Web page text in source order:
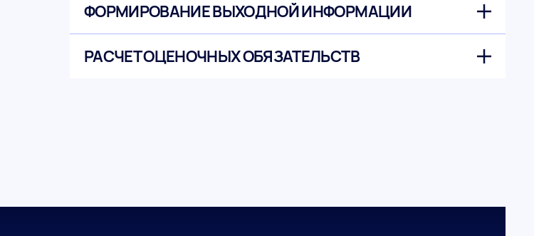
ФОРМИРОВАНИЕ ВЫХОДНОЙ ИНФОРМАЦИИ
РАСЧЕТ ОЦЕНОЧНЫХ ОБЯЗАТЕЛЬСТВ